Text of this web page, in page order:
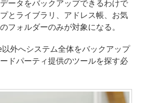
ータをバックアップできるわけで
とライブラリ、アドレス帳、お気
フォルダーのみが対象になる。
外へシステム全体をバックアップ
ドパーティ提供のツールを探す必